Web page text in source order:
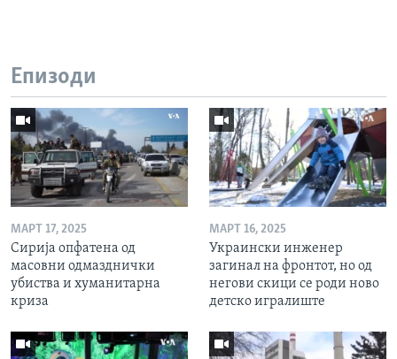
Епизоди
МАРТ 17, 2025
Сирија опфатена од
масовни одмазднички
убиства и хуманитарна
криза
МАРТ 16, 2025
Украински инженер
загинал на фронтот, но од
негови скици се роди ново
детско игралиште